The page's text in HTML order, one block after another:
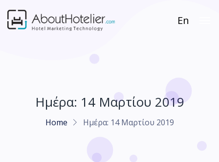
En
Ημέρα: 14 Μαρτίου 2019
Home Ημέρα: 14 Μαρτίου 2019